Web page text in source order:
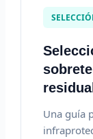
Una guía